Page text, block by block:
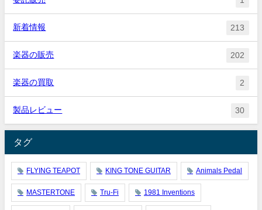
新着情報 213
楽器の販売 202
楽器の買取 2
製品レビュー 30
タグ
FLYING TEAPOT KING TONE GUITAR Animals Pedal
MASTERTONE Tru-Fi 1981 Inventions